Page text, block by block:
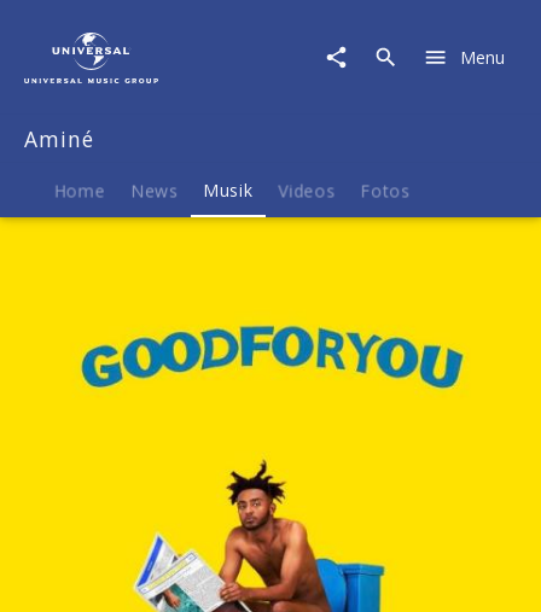
For
Menu
Aminé
Home News Musik Videos Fotos